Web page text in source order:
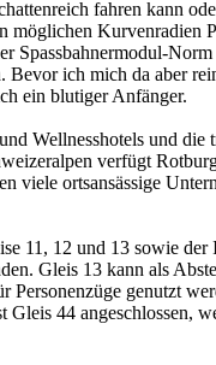
fahren kann
möglichen Kurvenradien
Spassbahnermodul-
ich mich da aber
ein blutiger Anfänger.
Wellnesshotels und die
verfügt
viele ortsansässige
11, 12 und 13 sowie
Gleis 13 kann als
genutzt
44 angeschlossen,